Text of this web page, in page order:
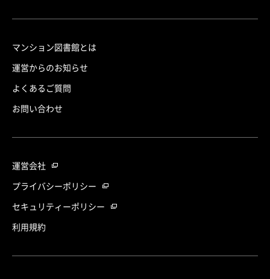
マンション図書館とは
運営からのお知らせ
よくあるご質問
お問い合わせ
運営会社
プライバシーポリシー
セキュリティーポリシー
利用規約